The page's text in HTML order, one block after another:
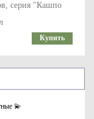
серия "Кашпо
Купить
💫